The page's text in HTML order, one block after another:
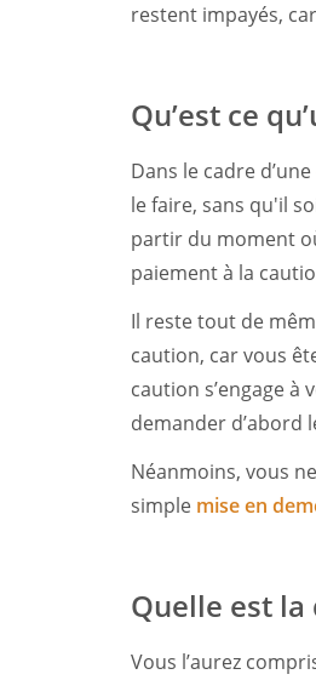
restent impayés,
Qu’est ce
Dans le cadre d’une
le faire, sans qu'il
partir du moment
paiement à la
Il reste tout de
caution, car vous
caution s’engage
demander d’abord
Néanmoins, vous
simple mise en
Quelle est
Vous l’aurez